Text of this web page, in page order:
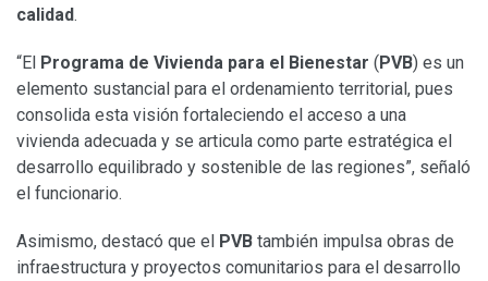
calidad.
“El Programa de Vivienda para el Bienestar (PVB) es un
elemento sustancial para el ordenamiento territorial, pues
consolida esta visión fortaleciendo el acceso a una
vivienda adecuada y se articula como parte estratégica el
desarrollo equilibrado y sostenible de las regiones”, señaló
el funcionario.
Asimismo, destacó que el PVB también impulsa obras de
infraestructura y proyectos comunitarios para el desarrollo